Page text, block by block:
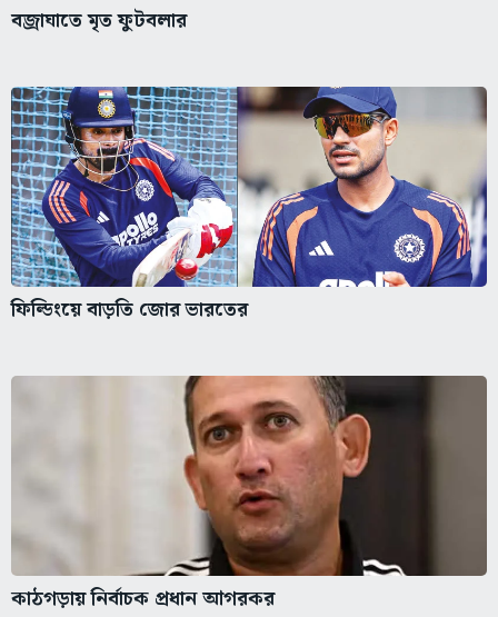
বজ্রাঘাতে মৃত ফুটবলার
ফিল্ডিংয়ে বাড়তি জোর ভারতের
কাঠগড়ায় নির্বাচক প্রধান আগরকর